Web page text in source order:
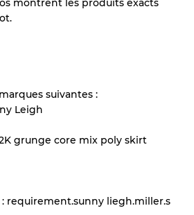
incluent un niveau de
avant l'achat.
d'erreur allant jusqu'à
vente en gros
à 3 niveaux
montrent les produits exacts
suivantes :
Leigh
grunge core mix poly skirt
requirement.sunny liegh.miller.s